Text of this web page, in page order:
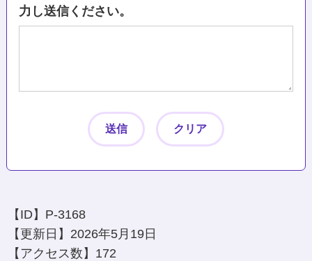
力し送信ください。
【ID】 P-3168
【更新日】 2026年5月19日
【アクセス数】 172